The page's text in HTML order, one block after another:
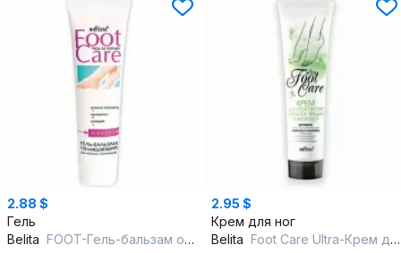
2.88 $
Гель
Belita FOOT-Гель-бальзам охлаждающий для горящих ступней ног
2.95 $
Крем для ног
Belita Foot Care Ultra-Крем для стоп против сухости,трещин и мозолей,НОВ